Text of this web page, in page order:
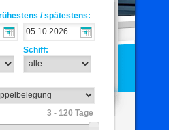
/ spätestens:
Schiff:
3 - 120 Tage